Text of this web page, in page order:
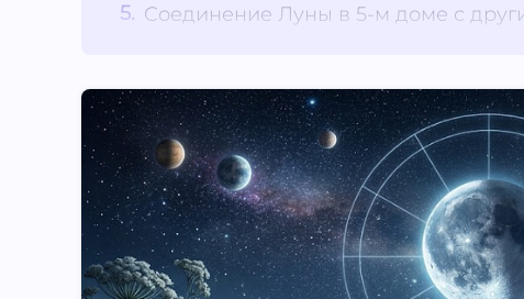
Соединение Луны в 5-м доме с